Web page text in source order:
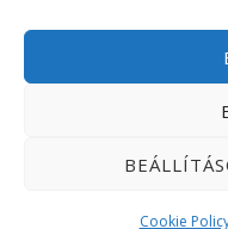
Cookie
📅 2025.07.26. 20:00-
📍 Ellipsum Élmény-
✨ DJ, habparty,